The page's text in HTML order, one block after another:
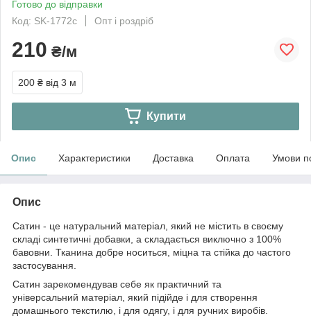
Готово до відправки
Код: SK-1772с
Опт і роздріб
210 ₴/м
200 ₴ від 3 м
Купити
Опис Характеристики Доставка Оплата Умови
Опис
Сатин - це натуральний матеріал, який не містить в своєму
складі синтетичні добавки, а складається виключно з 100%
бавовни. Тканина добре носиться, міцна та стійка до частого
застосування.
Сатин зарекомендував себе як практичний та
універсальний матеріал, який підійде і для створення
домашнього текстилю, і для одягу, і для ручних виробів.